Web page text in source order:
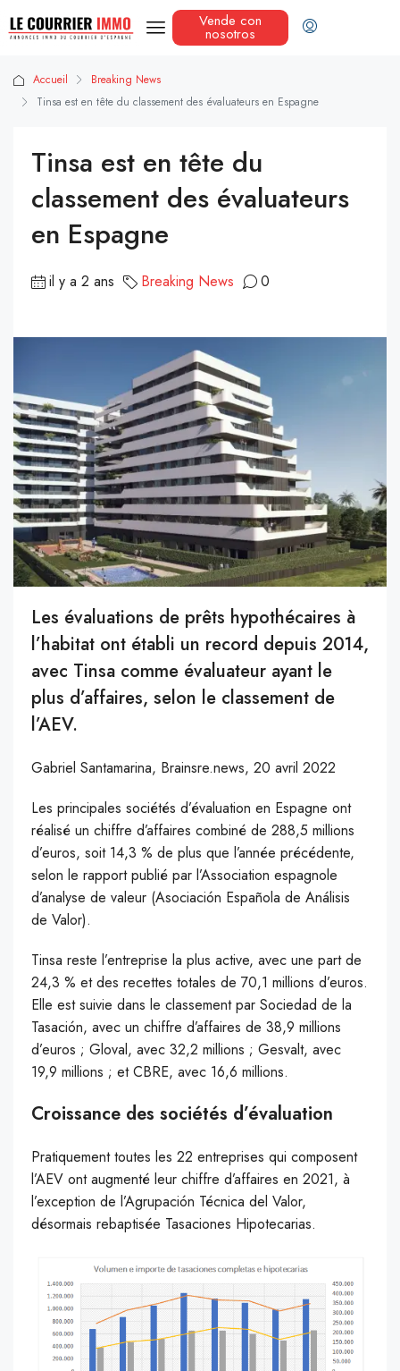
Vende con
nosotros
Accueil
Breaking News
Tinsa est en tête du classement des évaluateurs en Espagne
Tinsa est en tête du
classement des évaluateurs
en Espagne
il y a 2 ans Breaking News 0
Les évaluations de prêts hypothécaires à
l’habitat ont établi un record depuis 2014,
avec Tinsa comme évaluateur ayant le
plus d’affaires, selon le classement de
l’AEV.
Gabriel Santamarina, Brainsre.news, 20 avril 2022
Les principales sociétés d’évaluation en Espagne ont
réalisé un chiffre d’affaires combiné de 288,5 millions
d’euros, soit 14,3 % de plus que l’année précédente,
selon le rapport publié par l’Association espagnole
d’analyse de valeur (Asociación Española de Análisis
de Valor).
Tinsa reste l’entreprise la plus active, avec une part de
24,3 % et des recettes totales de 70,1 millions d’euros.
Elle est suivie dans le classement par Sociedad de la
Tasación, avec un chiffre d’affaires de 38,9 millions
d’euros ; Gloval, avec 32,2 millions ; Gesvalt, avec
19,9 millions ; et CBRE, avec 16,6 millions.
Croissance des sociétés d’évaluation
Pratiquement toutes les 22 entreprises qui composent
l’AEV ont augmenté leur chiffre d’affaires en 2021, à
l’exception de l’Agrupación Técnica del Valor,
désormais rebaptisée Tasaciones Hipotecarias.